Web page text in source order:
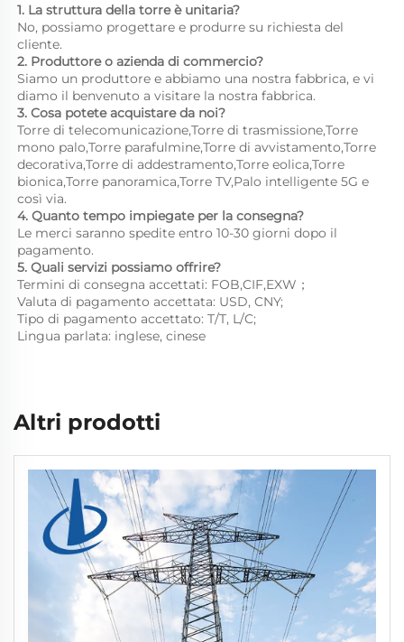
1. La struttura della torre è unitaria?
No, possiamo progettare e produrre su richiesta del
cliente.
2. Produttore o azienda di commercio?
Siamo un produttore e abbiamo una nostra fabbrica, e vi
diamo il benvenuto a visitare la nostra fabbrica.
3. Cosa potete acquistare da noi?
Torre di telecomunicazione,Torre di trasmissione,Torre
mono palo,Torre parafulmine,Torre di avvistamento,Torre
decorativa,Torre di addestramento,Torre eolica,Torre
bionica,Torre panoramica,Torre TV,Palo intelligente 5G e
così via.
4. Quanto tempo impiegate per la consegna?
Le merci saranno spedite entro 10-30 giorni dopo il
pagamento.
5. Quali servizi possiamo offrire?
Termini di consegna accettati: FOB,CIF,EXW；
Valuta di pagamento accettata: USD, CNY;
Tipo di pagamento accettato: T/T, L/C;
Lingua parlata: inglese, cinese
Altri prodotti